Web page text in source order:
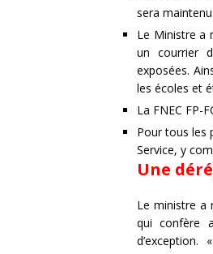
sera maintenu.
Le Ministre a
un courrier
exposées.
les écoles et
La FNEC FP-
Pour tous les
Service, y
Une
Le ministre a
qui confère